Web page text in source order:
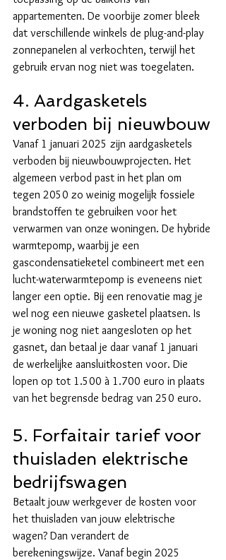
appartementen. De voorbije zomer bleek
dat verschillende winkels de plug-and-play
zonnepanelen al verkochten, terwijl het
gebruik ervan nog niet was toegelaten.
4. Aardgasketels
verboden bij nieuwbouw
Vanaf 1 januari 2025 zijn aardgasketels
verboden bij nieuwbouwprojecten. Het
algemeen verbod past in het plan om
tegen 2050 zo weinig mogelijk fossiele
brandstoffen te gebruiken voor het
verwarmen van onze woningen. De hybride
warmtepomp, waarbij je een
gascondensatieketel combineert met een
lucht-waterwarmtepomp is eveneens niet
langer een optie. Bij een renovatie mag je
wel nog een nieuwe gasketel plaatsen. Is
je woning nog niet aangesloten op het
gasnet, dan betaal je daar vanaf 1 januari
de werkelijke aansluitkosten voor. Die
lopen op tot 1.500 à 1.700 euro in plaats
van het begrensde bedrag van 250 euro.
5. Forfaitair tarief voor
thuisladen elektrische
bedrijfswagen
Betaalt jouw werkgever de kosten voor
het thuisladen van jouw elektrische
wagen? Dan verandert de
berekeningswijze. Vanaf begin 2025